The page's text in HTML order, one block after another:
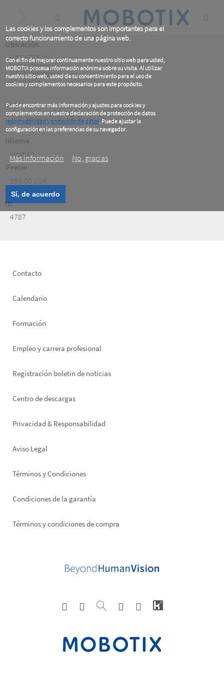
Las cookies y los complementos son importantes para el
correcto funcionamiento de una página web.
Con el fin de mejorar continuamente nuestro sitio web para usted,
MOBOTIX procesa información anónima sobre su visita. Al utilizar
nuestro sitio web, usted da su consentimiento para el uso de
cookies y complementos necesarios para este propósito.
Puede encontrar más información y ajustes para cookies y
complementos en nuestra declaración de protección de datos
responsabilidad y protección de datos. Puede ajustar la
configuración en las preferencias de su navegador.
.
Más información
No, gracias
Sí, de acuerdo
content
MOBOTIX AG
Kaiserstrasse 1
67722Langmeil
Alemania
De/A
Jue, 16.02.2023 - 08:30 -17:00
Idioma
Alemán
ID
4787
Footer
Contacto
Calendario
Formación
Empleo y carrera profesional
Registración boletin de noticias
Footer
Centro de descargas
Privacidad & Responsabilidad
Aviso Legal
Términos y Condiciones
Condiciones de la garantía
Términos y condiciones de compra